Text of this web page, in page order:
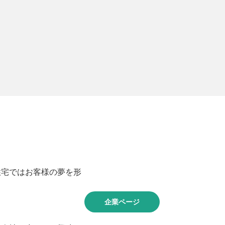
ではお客様の夢を形
企業ページ